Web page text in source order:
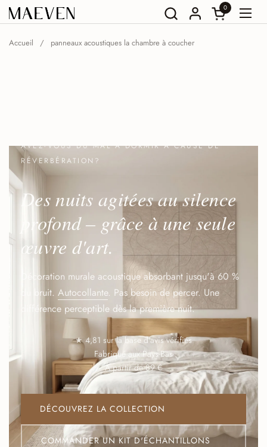
Aller au contenu Ouvrir le
0
Accueil / panneaux acoustiques la chambre à coucher
AVEZ-VOUS DU MAL À DORMIR À CAUSE DE
RÉVERBÉRATION?
Des nuits agitées au silence
profond – grâce à une seule
œuvre d'art.
Décoration murale acoustique absorbant jusqu'à 60 %
du bruit. Autocollante. Pas besoin de percer. Une
différence perceptible dès la première nuit.
★ 4,81 sur la base d'avis vérifiés
Fabriqué aux Pays-Bas
À partir de 89 €
DÉCOUVREZ LA COLLECTION
COMMANDER UN KIT D'ÉCHANTILLONS